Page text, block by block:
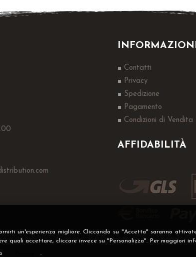
un'esperienza migliore. Cliccando su "Accetta" saranno
quali accettare, cliccare invece su "Personalizza". Per maggiori
.
Contatti
Privacy
Spedizione
Pagamento
Condizioni di Vendita
AFFIDABILITÀ